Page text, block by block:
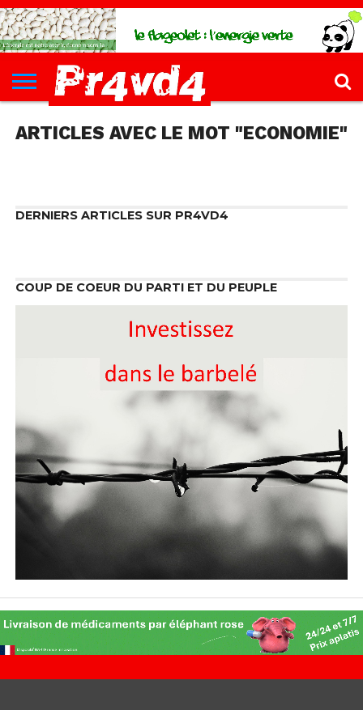
L’INFØ
PØLITIQUE
ECONØMIE
КULTURE
SANTÉ
FILLETTE
FORMATIONS
CONTACT
ARTICLES AVEC LE MOT "ECONOMIE"
DERNIERS ARTICLES SUR PR4VD4
COUP DE COEUR DU PARTI ET DU PEUPLE